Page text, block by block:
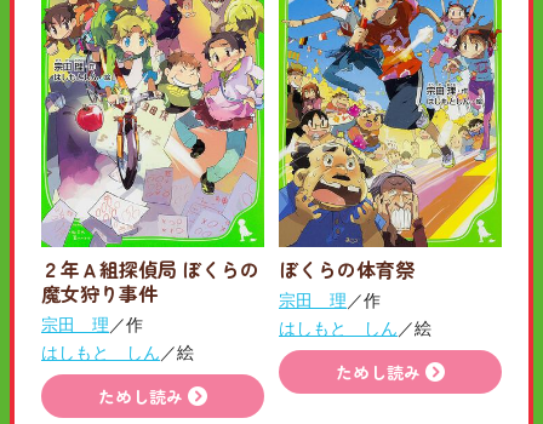
２年Ａ組探偵局 ぼくらの
魔女狩り事件
宗田 理 ／作
はしもと しん ／絵
ためし読み
ぼくらの体育祭
宗田 理 ／作
はしもと しん ／絵
ためし読み